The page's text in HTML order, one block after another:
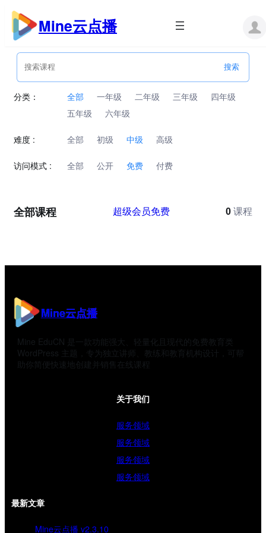
跳
内
Mine云点播
分类： 全部 一年级 二年级 三年级
四年级
五年级
六年级
难度 : 全部 初级 中级 高级
访问模式 : 全部 公开 免费 付费
全部课程 超级会员免费 0 课程
Mine云点播
Mine EduCN 是一款功能强大、轻量化且现代的免费教育类
WordPress 主题，专为独立讲师、教练和教育机构设计，可帮
助你简便快速地创建并销售在线课程
关于我们
服务领域
服务领域
服务领域
服务领域
最新文章
Mine云点播 v2.3.10